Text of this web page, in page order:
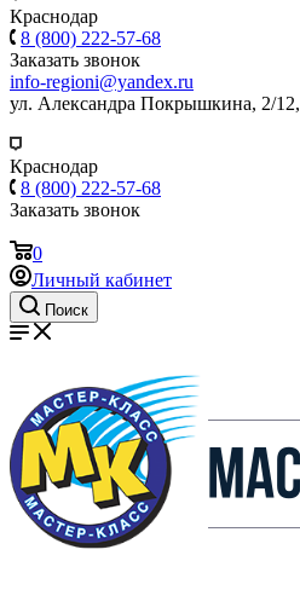
Краснодар
8 (800) 222-57-68
Заказать звонок
info-regioni@yandex.ru
ул. Александра Покрышкина, 2/12,
Краснодар
8 (800) 222-57-68
Заказать звонок
0
Личный кабинет
Поиск